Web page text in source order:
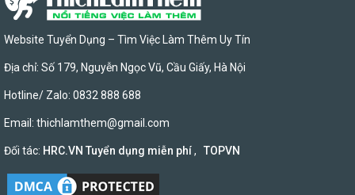
Website Tuyển Dụng – Tìm Việc Làm Thêm Uy Tín
Địa chỉ: Số 179, Nguyễn Ngọc Vũ, Cầu Giấy, Hà Nội
Hotline/ Zalo: 0832 888 688
Email: thichlamthem@gmail.com
Đối tác: HRC.VN Tuyển dụng miễn phí, TOPVN